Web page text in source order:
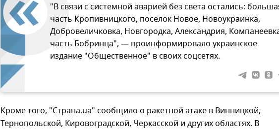
"В связи с системной аварией без света остались:
часть Кропивницкого, поселок Новое, Новоукраинка,
Добровеличковка, Новгородка, Александрия,
часть Бобринца", — проинформировало украинское
издание "Общественное" в своих соцсетях.
Кроме того, "Страна.ua" сообщило о ракетной атаке в Винницкой,
Тернопольской, Кировоградской, Черкасской и других областях. В